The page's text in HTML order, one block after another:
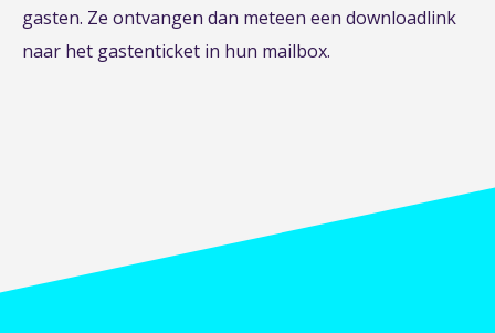
gasten. Ze ontvangen dan meteen een downloadlink
naar het gastenticket in hun mailbox.